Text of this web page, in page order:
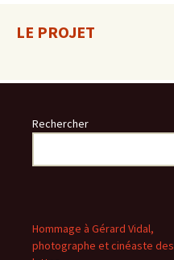
LE PROJET
Rechercher
Hommage à Gérard Vidal,
photographe et cinéaste des